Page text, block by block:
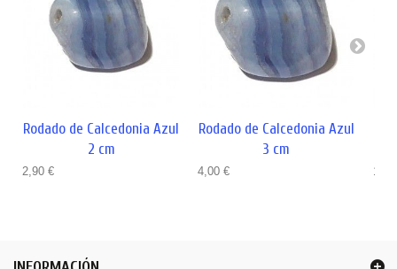
Rodado de Calcedonia Azul
2 cm
2,90 €
Rodado de Calcedonia Azul
3 cm
4,00 €